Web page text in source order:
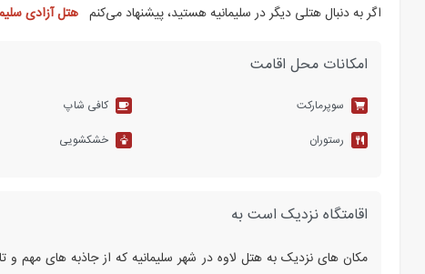
اگر به دنبال هتلی دیگر در سلیمانیه هستید، پیشنهاد می‌کنم هتل آزادی
امکانات محل اقامت
سوپرمارکت کافی شاپ
رستوران
خشکشویی
اقامتگاه نزدیک است به